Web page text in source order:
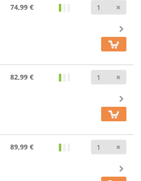
74,99 €
82,99 €
89,99 €